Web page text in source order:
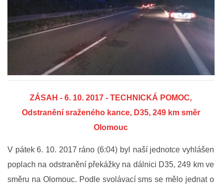
ZÁSAHOVÁ JEDNOTKA
REKONSTRUKCE
MLADÍ HASIČI
FOTOGALERIE
ZÁSAH - 6. 10. 2017 - TECHNICKÁ POMOC,
Odstranění sraženého kance, D35, 249 km směr
Olomouc
V pátek 6. 10. 2017 ráno (6:04) byl naší jednotce vyhlášen
poplach na odstranění překážky na dálnici D35, 249 km ve
směru na Olomouc. Podle svolávací sms se mělo jednat o